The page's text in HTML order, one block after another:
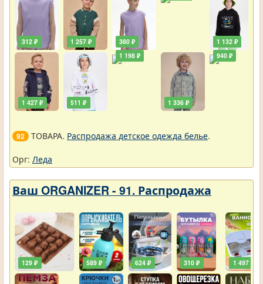
312 ₽
1 427 ₽
1 257 ₽
511 ₽
380 ₽
1 198 ₽
1 336 ₽
1 132 ₽
940 ₽
92 ТОВАРА. Распродажа детское одежда белье.
Орг: Леда
Ваш ORGANIZER - 91. Распродажа
129 ₽ 589 ₽ 624 ₽ 310 ₽ 1 497 ₽